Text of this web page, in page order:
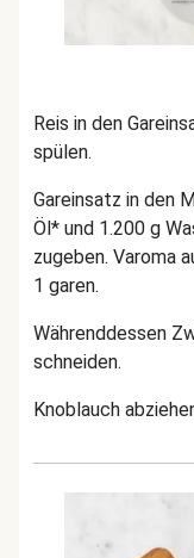
Reis in den
spülen.
Gareinsatz in den
Öl* und 1.200 g
zugeben. Varoma
1 garen.
Währenddessen
schneiden.
Knoblauch